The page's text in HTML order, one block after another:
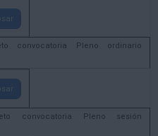
convocatoria Pleno ordinario
convocatoria Pleno sesión